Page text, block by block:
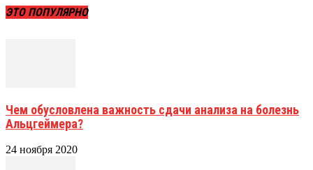
ЭТО ПОПУЛЯРНО
Чем обусловлена важность сдачи анализа на болезнь
Альцгеймера?
24 ноября 2020